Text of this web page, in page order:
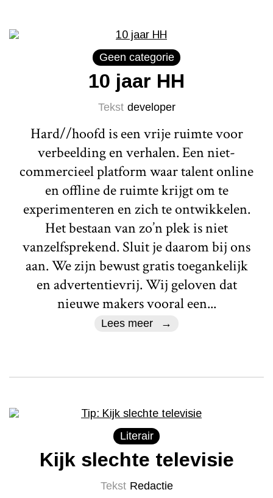
Geen categorie
10 jaar HH
Tekst developer
Hard//hoofd is een vrije ruimte voor
verbeelding en verhalen. Een niet-
commercieel platform waar talent online
en offline de ruimte krijgt om te
experimenteren en zich te ontwikkelen.
Het bestaan van zo’n plek is niet
vanzelfsprekend. Sluit je daarom bij ons
aan. We zijn bewust gratis toegankelijk
en advertentievrij. Wij geloven dat
nieuwe makers vooral een...
Lees meer
Literair
Kijk slechte televisie
Tekst Redactie